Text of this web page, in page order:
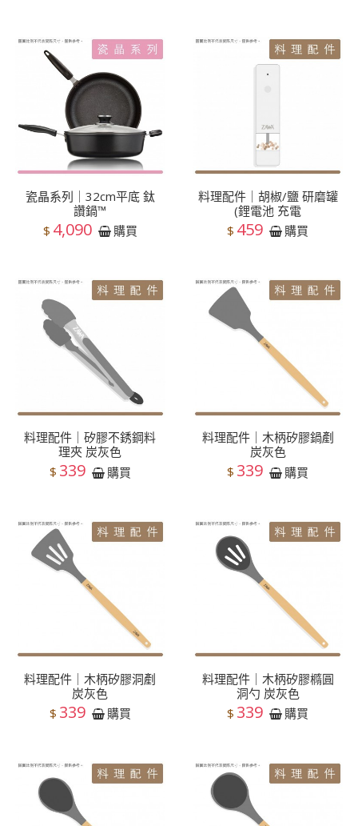
瓷晶系列｜32cm平底 鈦
讚鍋™
$ 4,090 購買
料理配件｜胡椒/鹽 研磨罐
(鋰電池 充電
$ 459 購買
料理配件｜矽膠不銹鋼料
理夾 炭灰色
$ 339 購買
料理配件｜木柄矽膠鍋剷
炭灰色
$ 339 購買
料理配件｜木柄矽膠洞剷
炭灰色
$ 339 購買
料理配件｜木柄矽膠橢圓
洞勺 炭灰色
$ 339 購買